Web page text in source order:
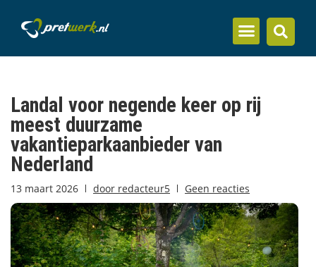
Landal voor negende keer op rij
meest duurzame
vakantieparkaanbieder van
Nederland
13 maart 2026 door redacteur5 Geen reacties